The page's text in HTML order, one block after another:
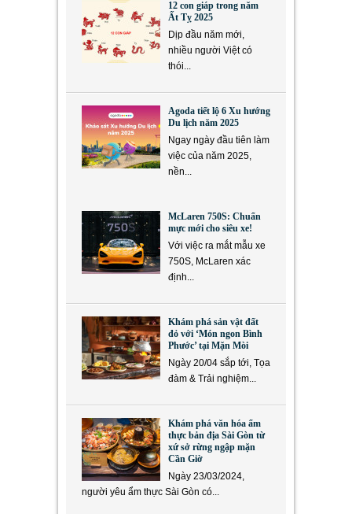
12 con giáp trong năm
Ất Tỵ 2025
Dịp đầu năm mới,
nhiều người Việt có
thói...
Agoda tiết lộ 6 Xu hướng
Du lịch năm 2025
Ngay ngày đầu tiên làm
việc của năm 2025,
nền...
McLaren 750S: Chuẩn
mực mới cho siêu xe!
Với việc ra mắt mẫu xe
750S, McLaren xác
định...
Khám phá sản vật đất
đỏ với ‘Món ngon Bình
Phước’ tại Mặn Mòi
Ngày 20/04 sắp tới, Tọa
đàm & Trải nghiệm...
Khám phá văn hóa ẩm
thực bản địa Sài Gòn từ
xứ sở rừng ngập mặn
Cần Giờ
Ngày 23/03/2024,
người yêu ẩm thực Sài Gòn có...